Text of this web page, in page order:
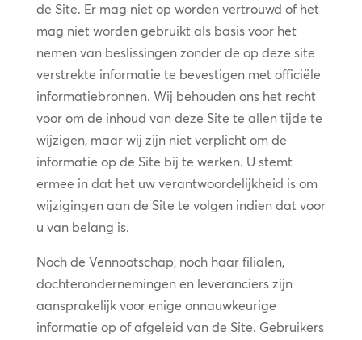
de Site. Er mag niet op worden vertrouwd of het
mag niet worden gebruikt als basis voor het
nemen van beslissingen zonder de op deze site
verstrekte informatie te bevestigen met officiële
informatiebronnen. Wij behouden ons het recht
voor om de inhoud van deze Site te allen tijde te
wijzigen, maar wij zijn niet verplicht om de
informatie op de Site bij te werken. U stemt
ermee in dat het uw verantwoordelijkheid is om
wijzigingen aan de Site te volgen indien dat voor
u van belang is.
Noch de Vennootschap, noch haar filialen,
dochterondernemingen en leveranciers zijn
aansprakelijk voor enige onnauwkeurige
informatie op of afgeleid van de Site. Gebruikers